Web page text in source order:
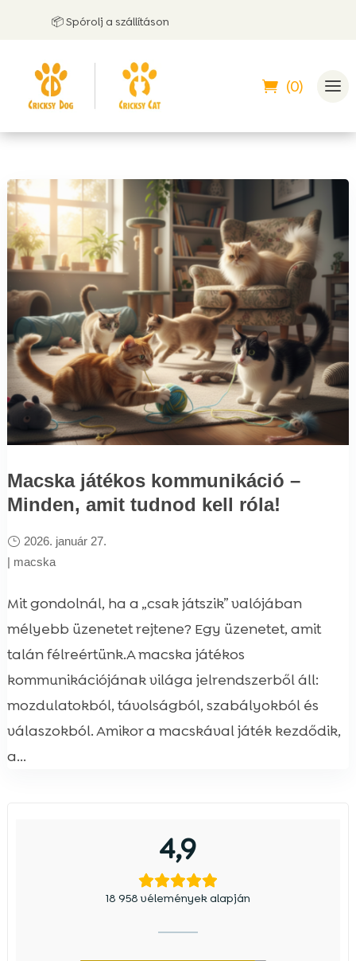
📦 Spórolj a szállításon
(0)
Macska játékos kommunikáció –
Minden, amit tudnod kell róla!
2026. január 27.
| macska
Mit gondolnál, ha a „csak játszik” valójában
mélyebb üzenetet rejtene? Egy üzenetet, amit
talán félreértünk.A macska játékos
kommunikációjának világa jelrendszerből áll:
mozdulatokból, távolságból, szabályokból és
válaszokból. Amikor a macskával játék kezdődik,
a...
4,9
18 958 vélemények alapján